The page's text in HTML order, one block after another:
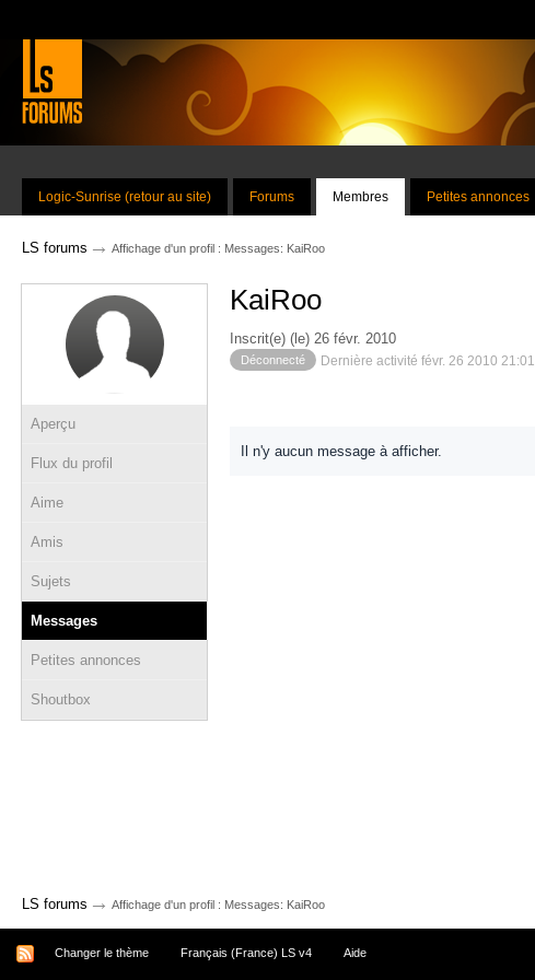
Logic-Sunrise (retour au site) Forums Membres Petites annonces
LS forums → Affichage d'un profil : Messages: KaiRoo
Aperçu
Flux du profil
Aime
Amis
Sujets
Messages
Petites annonces
Shoutbox
KaiRoo
Inscrit(e) (le) 26 févr. 2010
Déconnecté Dernière activité févr. 26 2010 21:01
Il n'y aucun message à afficher.
LS forums → Affichage d'un profil : Messages: KaiRoo
Changer le thème Français (France) LS v4 Aide